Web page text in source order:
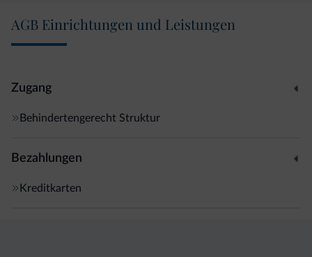
AGB Einrichtungen und Leistungen
Zugang
Behindertengerecht Struktur
Bezahlungen
Kreditkarten